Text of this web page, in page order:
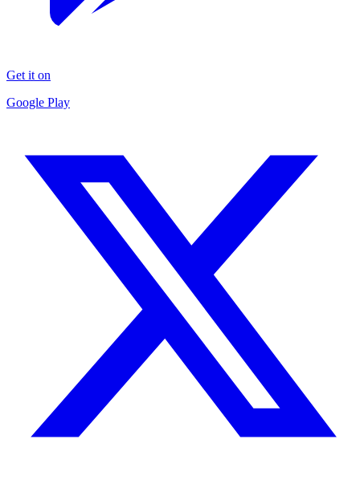
Get it on
Google Play